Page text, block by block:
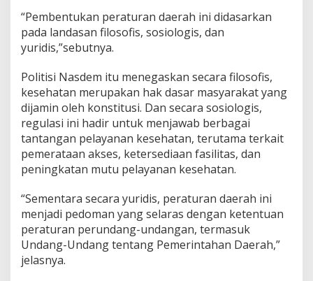
“Pembentukan peraturan daerah ini didasarkan
pada landasan filosofis, sosiologis, dan
yuridis,”sebutnya.
Politisi Nasdem itu menegaskan secara filosofis,
kesehatan merupakan hak dasar masyarakat yang
dijamin oleh konstitusi. Dan secara sosiologis,
regulasi ini hadir untuk menjawab berbagai
tantangan pelayanan kesehatan, terutama terkait
pemerataan akses, ketersediaan fasilitas, dan
peningkatan mutu pelayanan kesehatan.
“Sementara secara yuridis, peraturan daerah ini
menjadi pedoman yang selaras dengan ketentuan
peraturan perundang-undangan, termasuk
Undang-Undang tentang Pemerintahan Daerah,”
jelasnya.